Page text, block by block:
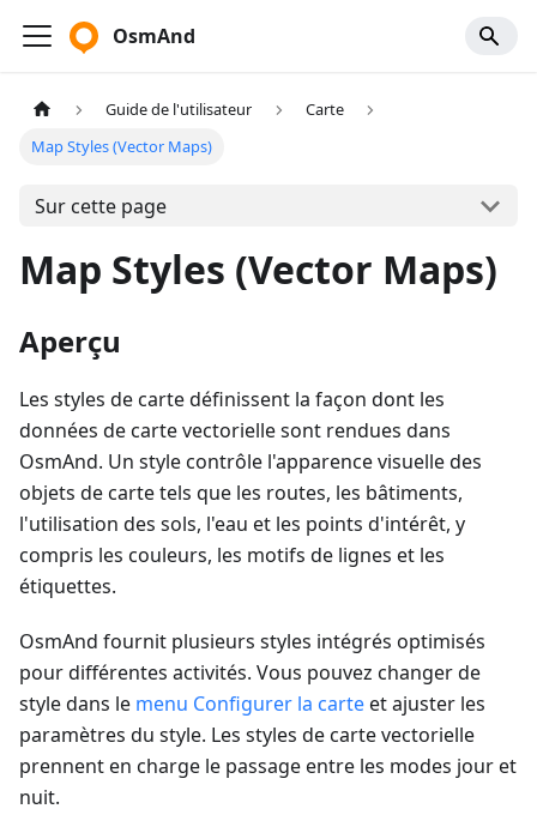
OsmAnd
Guide de l'utilisateur
Carte
Map Styles (Vector Maps)
Sur cette page
Map Styles (Vector Maps)
Aperçu
Les styles de carte définissent la façon dont les
données de carte vectorielle sont rendues dans
OsmAnd. Un style contrôle l'apparence visuelle des
objets de carte tels que les routes, les bâtiments,
l'utilisation des sols, l'eau et les points d'intérêt, y
compris les couleurs, les motifs de lignes et les
étiquettes.
OsmAnd fournit plusieurs styles intégrés optimisés
pour différentes activités. Vous pouvez changer de
style dans le menu Configurer la carteet ajuster les
paramètres du style. Les styles de carte vectorielle
prennent en charge le passage entre les modes jour et
nuit.